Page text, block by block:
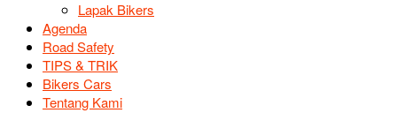
Lapak Bikers
Agenda
Road Safety
TIPS & TRIK
Bikers Cars
Tentang Kami